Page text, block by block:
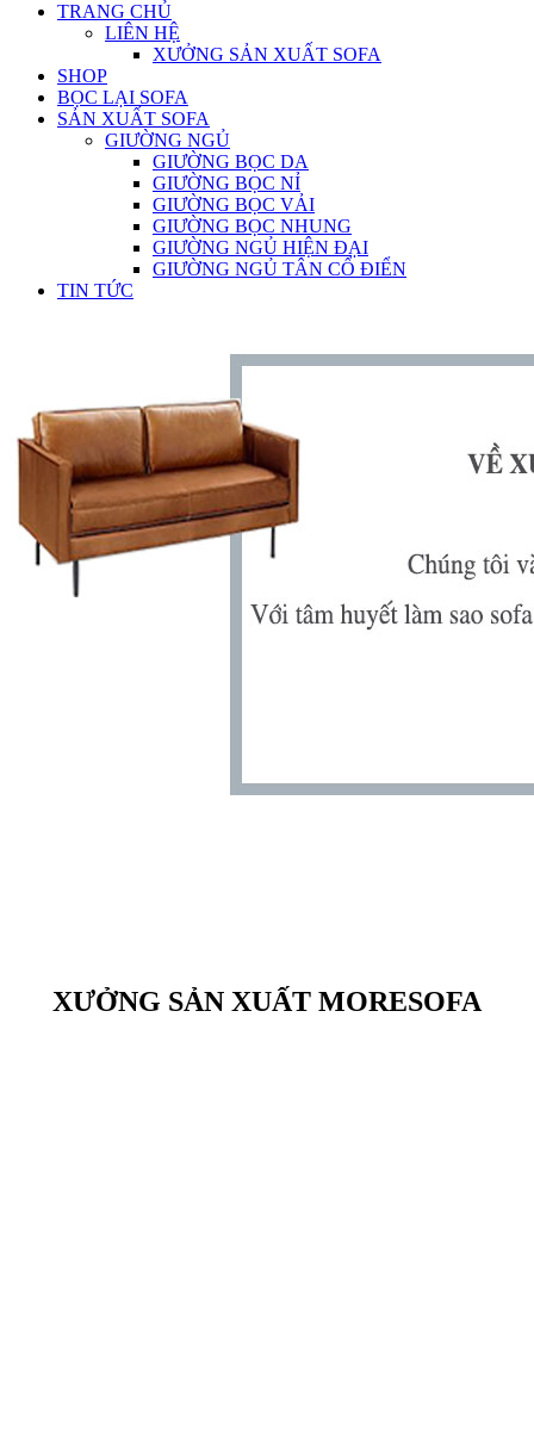
TRANG CHỦ
LIÊN HỆ
XƯỞNG SẢN XUẤT SOFA
SHOP
BỌC LẠI SOFA
SẢN XUẤT SOFA
GIƯỜNG NGỦ
GIƯỜNG BỌC DA
GIƯỜNG BỌC NỈ
GIƯỜNG BỌC VẢI
GIƯỜNG BỌC NHUNG
GIƯỜNG NGỦ HIỆN ĐẠI
GIƯỜNG NGỦ TÂN CỔ ĐIỂN
TIN TỨC
XƯỞNG SẢN XUẤT MORESOFA